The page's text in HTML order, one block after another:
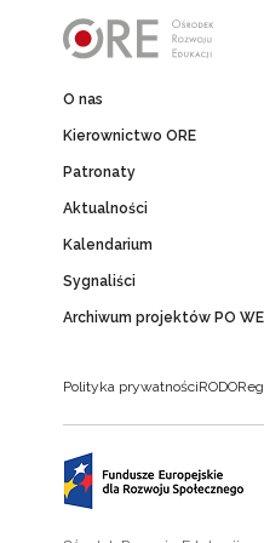
O nas
Kierownictwo ORE
Patronaty
Aktualności
Kalendarium
Sygnaliści
Archiwum projektów PO
Polityka prywatnościRODO